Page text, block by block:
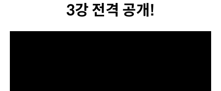
3강 전격 공개!